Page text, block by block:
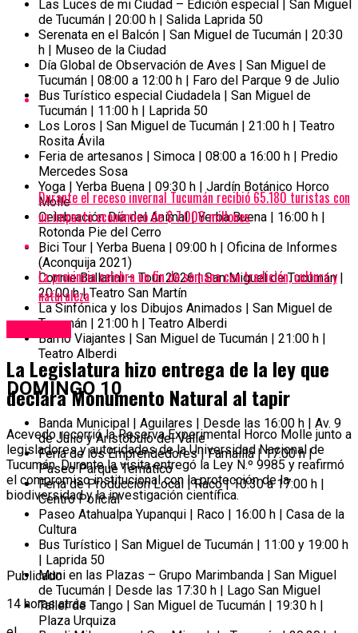
Las Luces de mi Ciudad – Edición especial | San Miguel
de Tucumán | 20:00 h | Salida Laprida 50
Serenata en el Balcón | San Miguel de Tucumán | 20:30
h | Museo de la Ciudad
Día Global de Observación de Aves | San Miguel de
Tucumán | 08:00 a 12:00 h | Faro del Parque 9 de Julio
Bus Turístico especial Ciudadela | San Miguel de
Tucumán | 11:00 h | Laprida 50
Los Loros | San Miguel de Tucumán | 21:00 h | Teatro
Rosita Ávila
Feria de artesanos | Simoca | 08:00 a 16:00 h | Predio
Mercedes Sosa
Yoga | Yerba Buena | 09:30 h | Jardín Botánico Horco
Molle
Celebración Día del Animal | Yerba Buena | 16:00 h |
Rotonda Pie del Cerro
Bici Tour | Yerba Buena | 09:00 h | Oficina de Informes
(Aconquija 2021)
Connie Ballarini – Tour 2026 | San Miguel de Tucumán |
20:00 h | Teatro San Martín
La Sinfónica y los Dibujos Animados | San Miguel de
Tucumán | 21:00 h | Teatro Alberdi
Barrio Viajantes | San Miguel de Tucumán | 21:00 h |
Teatro Alberdi
DOMINGO 10
Banda Municipal | Aguilares | Desde las 16:00 h | Av. 9
de Julio y Aristóbulo del Valle
Feria de los Emprendedores | Famaillá | 17:00 h |
Paseo Parque Temático
Feria de Producción Local | Raco | 10:30 a 17:00 h |
Centro Policial
Paseo Atahualpa Yupanqui | Raco | 16:00 h | Casa de la
Cultura
Bus Turístico | San Miguel de Tucumán | 11:00 y 19:00 h
| Laprida 50
Muni en las Plazas – Grupo Marimbanda | San Miguel
de Tucumán | Desde las 17:30 h | Lago San Miguel
Taller de Tango | San Miguel de Tucumán | 19:30 h |
Plaza Urquiza
Durante el receso invernal Tucumán recibió 65.180 turistas con
un impacto económico de $ 7.000 millones
La provincia celebra un fin de semana con tradición, cultura y
naturaleza
La Legislatura hizo entrega de la ley que
declara Monumento Natural al tapir
Acevedo recorrió la Reserva Experimental Horco Molle junto a
legisladores y autoridades de la Universidad Nacional de
Tucumán. Durante la visita entregó la Ley N.º 9985 y reafirmó
el compromiso institucional con la protección de la
biodiversidad y la investigación científica.
Publicado
14 horas atrás